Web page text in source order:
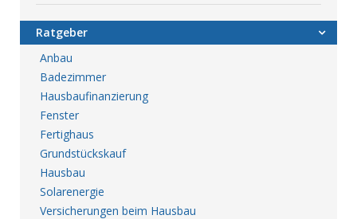
Ratgeber
Anbau
Badezimmer
Hausbaufinanzierung
Fenster
Fertighaus
Grundstückskauf
Hausbau
Solarenergie
Versicherungen beim Hausbau